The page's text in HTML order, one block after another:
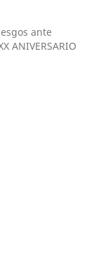
ante
ANIVERSARIO